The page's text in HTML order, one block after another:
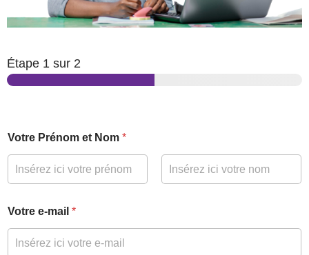
Étape 1 sur 2
Votre Prénom et Nom *
Votre e-mail *